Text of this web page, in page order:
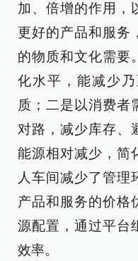
加、倍增的作用，
更好的产品和服务
的物质和文化需要
化水平，能减少
质；二是以消费者
对路，减少库存、
能源相对减少，简
人车间减少了管理
产品和服务的价格
源配置，通过平台
效率。